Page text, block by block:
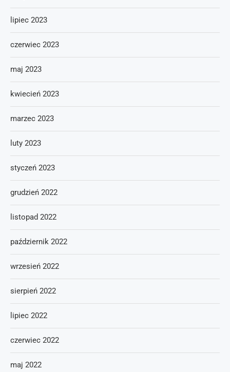
lipiec 2023
czerwiec 2023
maj 2023
kwiecień 2023
marzec 2023
luty 2023
styczeń 2023
grudzień 2022
listopad 2022
październik 2022
wrzesień 2022
sierpień 2022
lipiec 2022
czerwiec 2022
maj 2022